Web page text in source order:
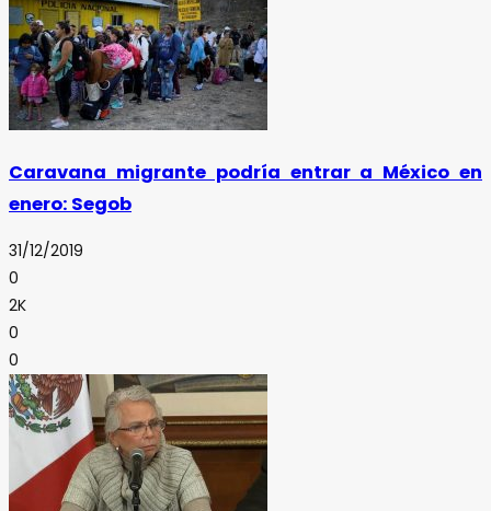
Caravana migrante podría entrar a México en
enero: Segob
31/12/2019
0
2K
0
0